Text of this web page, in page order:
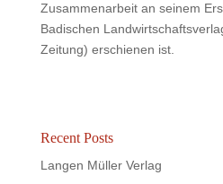
Zusammenarbeit an seinem
Badischen
Zeitung) erschienen ist.
Recent Posts
Langen Müller Verlag